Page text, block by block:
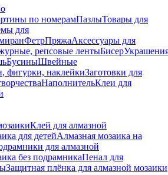
по номерамПазлыТовары для
для
ФетрПряжаАксессуары для
репсовые лентыБисер
БусиныШвейные
фигурки, наклейкиЗаготовки для
НаполнительКлеи для
Клей для алмазной
для детейАлмазная мозаика на
для алмазной
без подрамникаПенал для
Защитная плёнка для алмазной мозаики